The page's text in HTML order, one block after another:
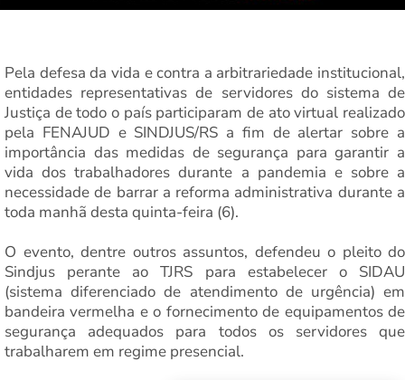
Pela defesa da vida e contra a arbitrariedade institucional,
entidades representativas de servidores do sistema de
Justiça de todo o país participaram de ato virtual realizado
pela FENAJUD e SINDJUS/RS a fim de alertar sobre a
importância das medidas de segurança para garantir a
vida dos trabalhadores durante a pandemia e sobre a
necessidade de barrar a reforma administrativa durante a
toda manhã desta quinta-feira (6).
O evento, dentre outros assuntos, defendeu o pleito do
Sindjus perante ao TJRS para estabelecer o SIDAU
(sistema diferenciado de atendimento de urgência) em
bandeira vermelha e o fornecimento de equipamentos de
segurança adequados para todos os servidores que
trabalharem em regime presencial.